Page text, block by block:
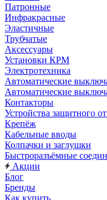
Патронные
Инфракрасные
Эластичные
Трубчатые
Аксессуары
Установки КРМ
Электротехника
Автоматические
Автоматические
Контакторы
Устройства защитного
Крепёж
Кабельные вводы
Колпачки и заглушки
Быстроразъёмные
Акции
Блог
Бренды
Как купить